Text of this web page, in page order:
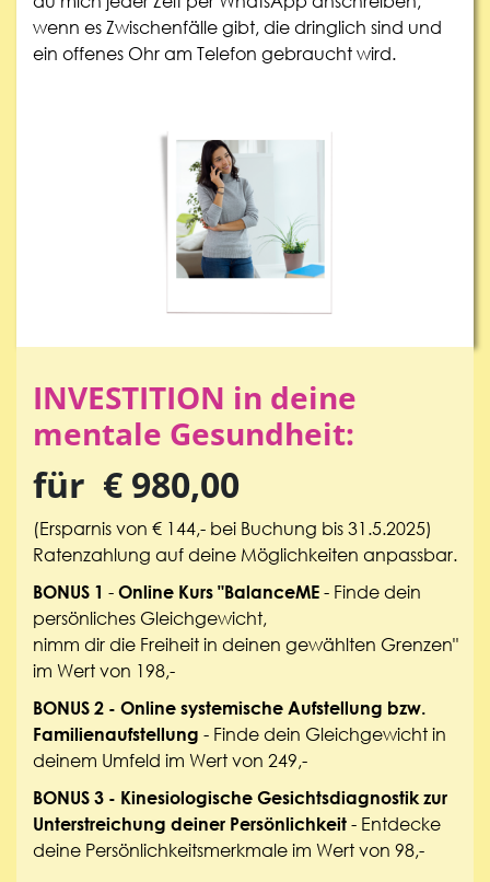
wenn es Zwischenfälle gibt, die dringlich sind und
ein offenes Ohr am Telefon gebraucht wird.
INVESTITION in deine
mentale Gesundheit:
für € 980,00
(Ersparnis von € 144,- bei Buchung bis 31.5.2025)
Ratenzahlung auf deine Möglichkeiten anpassbar.
BONUS 1 - Online Kurs "BalanceME - Finde dein
persönliches Gleichgewicht,
nimm dir die Freiheit in deinen gewählten Grenzen"
im Wert von 198,-
BONUS 2 - Online systemische Aufstellung bzw.
Familienaufstellung - Finde dein Gleichgewicht in
deinem Umfeld im Wert von 249,-
BONUS 3 - Kinesiologische Gesichtsdiagnostik zur
Unterstreichung deiner Persönlichkeit - Entdecke
deine Persönlichkeitsmerkmale im Wert von 98,-